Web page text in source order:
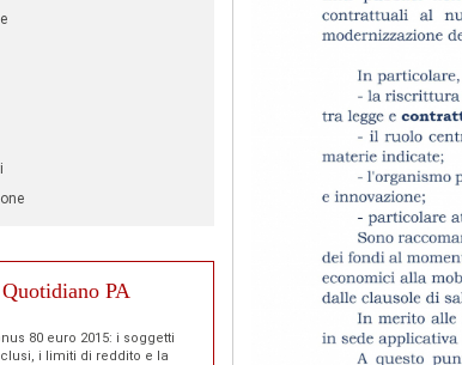
PA
80 euro 2015: i soggetti
i limiti di reddito e la